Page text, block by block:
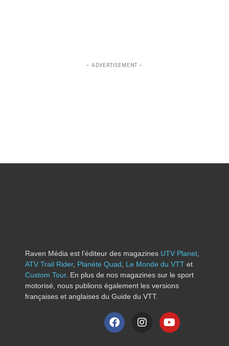
– ADVERTISEMENT –
Raven Média est l’éditeur des magazines UTV Planet
ATV Trail Rider, Planète Quad Le Monde du VTT et
Custom Tour. En plus de nos magazines sur le sport
motorisé, nous publions également les versions
françaises et anglaises du Guide du VTT.